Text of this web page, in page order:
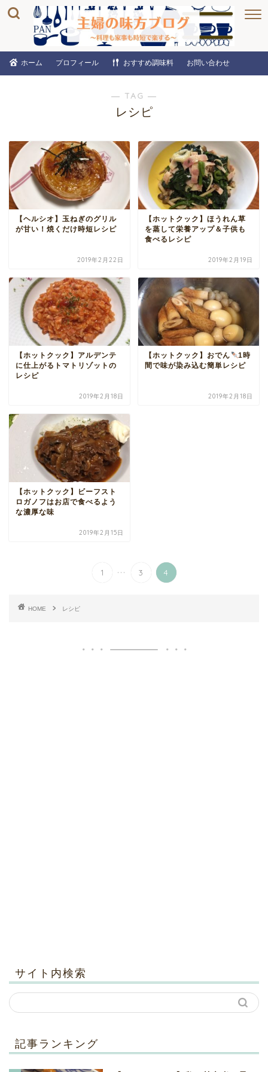
ホーム プロフィール おすすめ調味料 お問い合わせ
― TAG ―
レシピ
【ヘルシオ】玉ねぎのグリル
が甘い！焼くだけ時短レシピ
2019年2月22日
【ホットクック】ほうれん草
を蒸して栄養アップ＆子供も
食べるレシピ
2019年2月19日
【ホットクック】アルデンテ
に仕上がるトマトリゾットの
レシピ
2019年2月18日
【ホットクック】おでん
1時
間で味が染み込む簡単レシピ
2019年2月18日
【ホットクック】ビーフスト
ロガノフはお店で食べるよう
な濃厚な味
2019年2月15日
1 ... 3 4
HOME レシピ
サイト内検索
記事ランキング